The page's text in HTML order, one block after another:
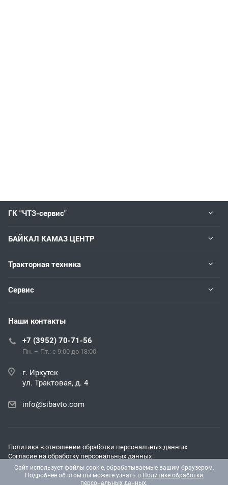
ГК "ЧТЗ-сервис"
БАЙКАЛ КАМАЗ ЦЕНТР
Тракторная техника
Сервис
Наши контакты
+7 (3952) 70-71-56
Пн. – Пт.: с 9:00 до 18:00
г. Иркутск
ул. Трактовая, д. 4
info@sibavto.com
Политика в отношении обработки персональных данных
Согласие на обработку персональных данных
Согласие на получение рекламных и информационных
материалов
Сайт использует файлы cookie, обрабатываемые вашим браузером.
Подробнее об этом вы можете узнать в Политике обработки
персональных данных.